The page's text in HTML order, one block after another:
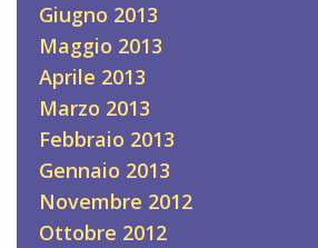
Giugno 2013
Maggio 2013
Aprile 2013
Marzo 2013
Febbraio 2013
Gennaio 2013
Novembre 2012
Ottobre 2012